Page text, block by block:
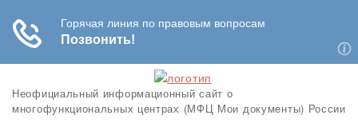
Неофициальный информационный сайт о
многофункциональных центрах (МФЦ Мои документы) России